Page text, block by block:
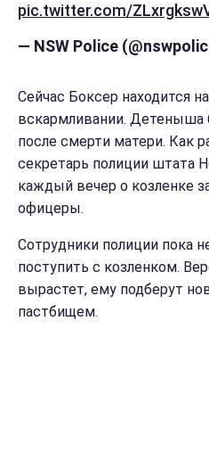
pic.twitter.com/
— NSW Police
Сейчас Боксер находится
вскармливании. Детеныша
после смерти матери. Как
секретарь полиции
каждый вечер о козленке
офицеры.
Сотрудники полиции пока
поступить с козленком.
вырастет, ему подберут
пастбищем.